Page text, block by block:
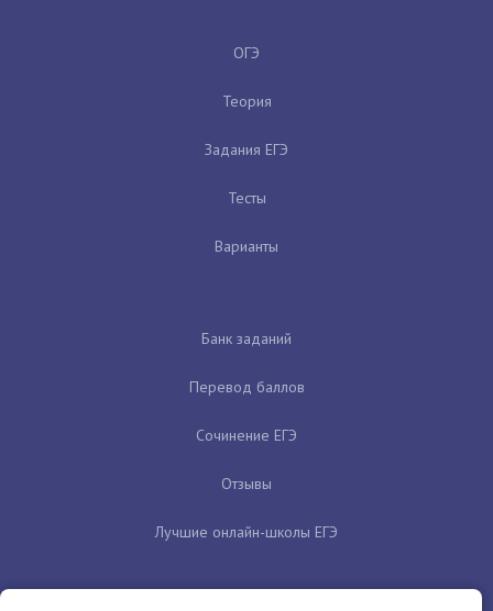
ОГЭ
Теория
Задания ЕГЭ
Тесты
Варианты
Банк заданий
Перевод баллов
Сочинение ЕГЭ
Отзывы
Лучшие онлайн-школы ЕГЭ